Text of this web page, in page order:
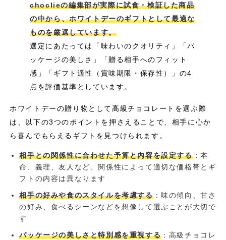
choclieの編集部が実際に試食・検証した商品
の中から、ホワイトデーのギフトとして最適な
ものを厳選しています。
選定にあたっては「味わいのクオリティ」「パ
ッケージの美しさ」「贈る相手へのフィット
感」「ギフト適性（賞味期限・保存性）」の4
点を評価基準としています。
ホワイトデーの贈り物として高級チョコレートを選ぶ際
は、以下の3つのポイントを押さえることで、相手に心か
ら喜んでもらえるギフトを見つけられます。
相手との関係性に合わせた予算と内容を設定する：本
命、義理、友人など、関係性によって適切な価格帯とギ
フトの内容は異なります
相手の好みや食のスタイルを考慮する：味の傾向、甘さ
の好み、食べるシーンなどを想像して選ぶことが大切で
す
パッケージの美しさと特別感を重視する ：高級チョコレ